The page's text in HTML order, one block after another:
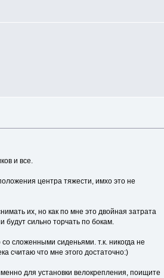
и все.
центра тяжести, имхо это не
их, но как по мне это двойная затрата
сильно торчать по бокам.
сложенными сиденьями. т.к. никогда не
считаю что мне этого достаточно:)
для установки велокрепления, поищите